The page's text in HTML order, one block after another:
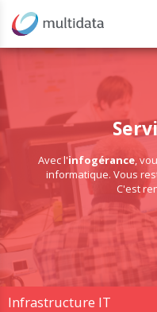
Avec l'infogérance,
informatique. Vous
C'est
Infrastructure IT